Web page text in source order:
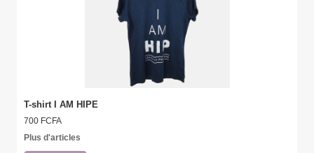
T-shirt I AM HIPE
700 FCFA
Plus d'articles